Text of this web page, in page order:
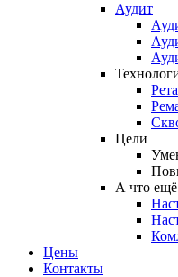
Аудит
Цели
А что ещё
Цены
Контакты